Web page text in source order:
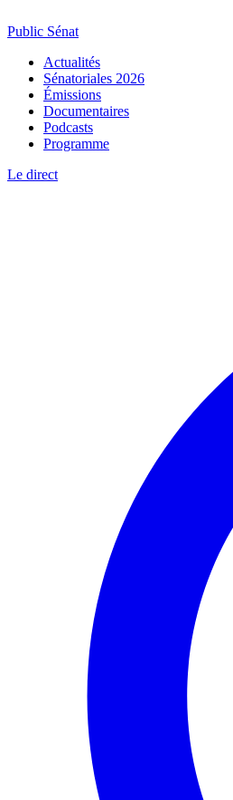
Public Sénat
Actualités
Sénatoriales 2026
Émissions
Documentaires
Podcasts
Programme
Le direct